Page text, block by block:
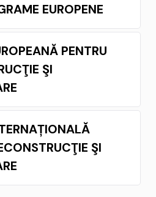
EUROPENE
PENTRU
ŞI
ŞI